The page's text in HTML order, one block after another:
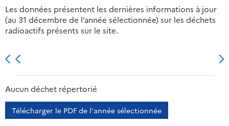
Les données présentent les dernières informations à jour
(au 31 décembre de l’année sélectionnée) sur les déchets
radioactifs présents sur le site.
2013 2014
Aucun déchet répertorié
Télécharger le PDF de l'année sélectionnée